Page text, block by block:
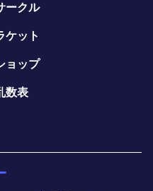
ークル
ケット
ョップ
数表